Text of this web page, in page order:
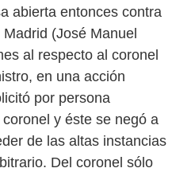
abierta entonces contra
(José Manuel
al respecto al coronel
en una acción
por persona
y éste se negó a
de las altas instancias
Del coronel sólo